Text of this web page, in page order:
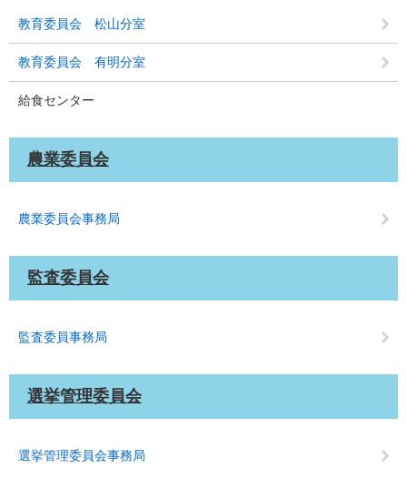
教育委員会 松山分室
教育委員会 有明分室
給食センター
農業委員会
農業委員会事務局
監査委員会
監査委員事務局
選挙管理委員会
選挙管理委員会事務局